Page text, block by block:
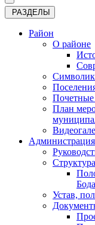
РАЗДЕЛЫ
Район
О районе
Почетные
План
Администрация
Структура
Устав,